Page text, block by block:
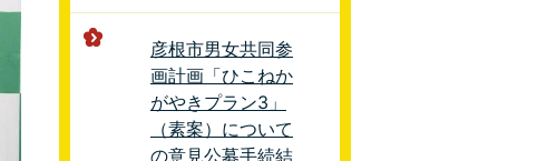
彦根市男女共同参
画計画「ひこねか
がやきプラン3」
（素案）について
の意見公募手続結